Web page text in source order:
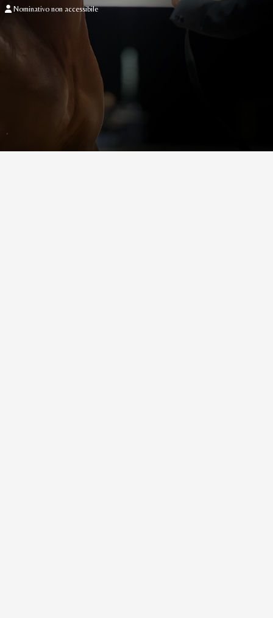
Nominativo non accessibile